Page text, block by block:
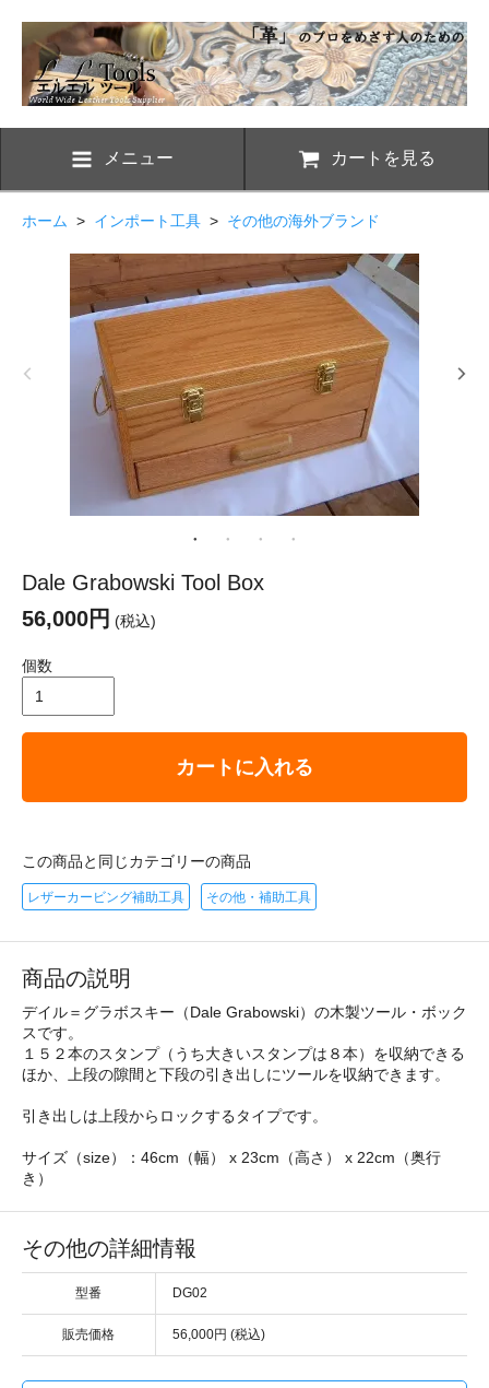
メニュー カートを見る
ホーム > インポート工具 > その他の海外ブランド
Dale Grabowski Tool Box
56,000円 (税込)
個数
カートに入れる
この商品と同じカテゴリーの商品
レザーカービング補助工具 その他・補助工具
商品の説明
デイル＝グラボスキー（Dale Grabowski）の木製ツール・ボック
スです。
１５２本のスタンプ（うち大きいスタンプは８本）を収納できる
ほか、上段の隙間と下段の引き出しにツールを収納できます。
引き出しは上段からロックするタイプです。
サイズ（size）：46cm（幅） x 23cm（高さ） x 22cm（奥行
き）
その他の詳細情報
型番 DG02
販売価格 56,000円 (税込)